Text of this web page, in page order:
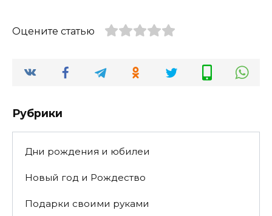
Оцените статью
Рубрики
Дни рождения и юбилеи
Новый год и Рождество
Подарки своими руками